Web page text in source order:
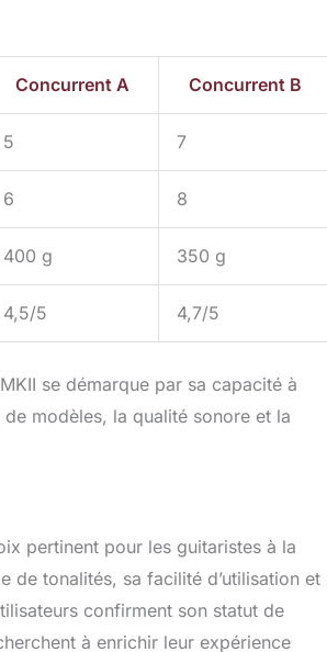
Concurrent A Concurrent B
5 7
6 8
400 g 350 g
4,5/5 4,7/5
se démarque par sa capacité à
modèles, la qualité sonore et la
pertinent pour les guitaristes à la
de tonalités, sa facilité d’utilisation et
confirment son statut de
à enrichir leur expérience